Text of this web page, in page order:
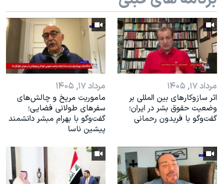
نرگس محمدی برنده جایزه نوبل صلح
همایش محافظه‌کاران آمریکا «سی‌پک»
صفحه‌های ویژه
سفر پرزیدنت ترامپ به چین
مرداد ۱۷, ۱۴۰۵
اثر ساز‌و‌کارهای بین المللی بر
وضعیت حقوق بشر در ایران؛
گفت‌وگو با فریدون رحمانی
مرداد ۱۷, ۱۴۰۵
ماموریت مریخ و چالش‌های
سفرهای طولانی فضایی؛
گفت‌وگو با بهرام مبشر دانشمند
پیشین ناسا